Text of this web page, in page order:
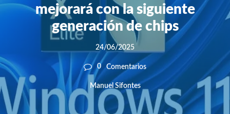
mejorará con la siguiente
generación de chips
24/06/2025
0 Comentarios
Manuel Sifontes